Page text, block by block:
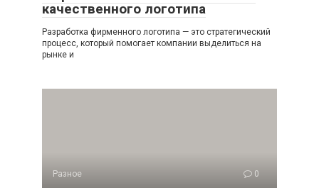
качественного логотипа
Разработка фирменного логотипа — это стратегический
процесс, который помогает компании выделиться на
рынке и
Разное 0